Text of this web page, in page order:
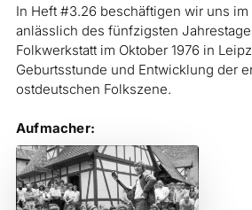
In Heft #3.26 beschäftigen wir uns im
anlässlich des fünfzigsten
Folkwerkstatt im Oktober 1976 in
Geburtsstunde und Entwicklung der
ostdeutschen Folkszene.
Aufmacher: